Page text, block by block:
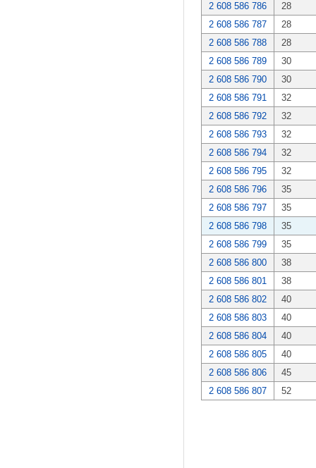
2 608 586 786
28
2 608 586 787
28
2 608 586 788
28
2 608 586 789
30
2 608 586 790
30
2 608 586 791
32
2 608 586 792
32
2 608 586 793
32
2 608 586 794
32
2 608 586 795
32
2 608 586 796
35
2 608 586 797
35
2 608 586 798
35
2 608 586 799
35
2 608 586 800
38
2 608 586 801
38
2 608 586 802
40
2 608 586 803
40
2 608 586 804
40
2 608 586 805
40
2 608 586 806
45
2 608 586 807
52